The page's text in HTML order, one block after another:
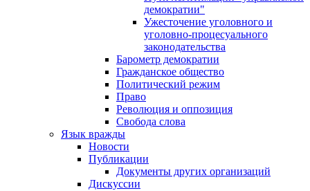
демократии"
Ужесточение уголовного и
уголовно-процесуального
законодательства
Барометр демократии
Гражданское общество
Политический режим
Право
Революция и оппозиция
Свобода слова
Язык вражды
Новости
Публикации
Документы других организаций
Дискуссии